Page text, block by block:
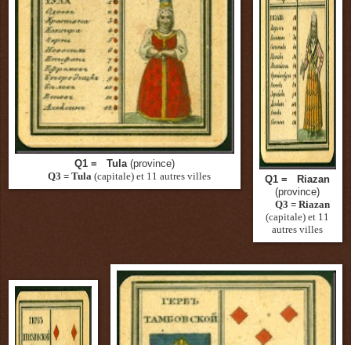
Q1 = Tula (province)
Q3 = Tula (capitale) et 11 autres villes
Q1 = Riazan
(province)
Q3 = Riazan
(capitale)et 11
autres villes